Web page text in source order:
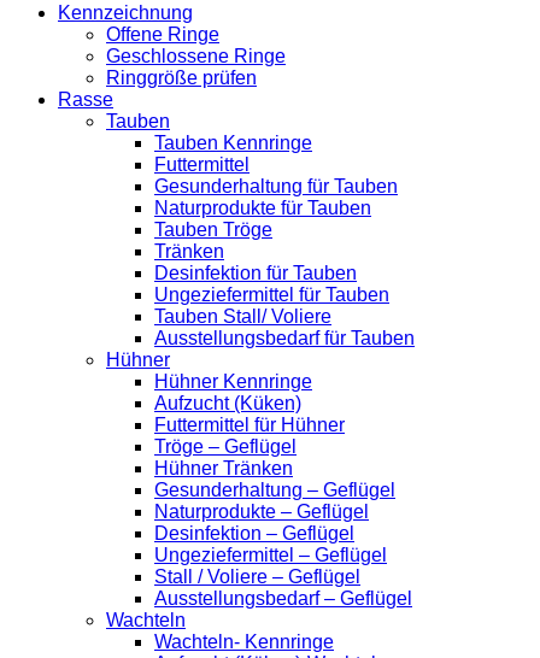
Kennzeichnung
Offene Ringe
Geschlossene Ringe
Ringgröße prüfen
Rasse
Tauben
Tauben Kennringe
Futtermittel
Gesunderhaltung für Tauben
Naturprodukte für Tauben
Tauben Tröge
Tränken
Desinfektion für Tauben
Ungeziefermittel für Tauben
Tauben Stall/ Voliere
Ausstellungsbedarf für Tauben
Hühner
Hühner Kennringe
Aufzucht (Küken)
Futtermittel für Hühner
Tröge – Geflügel
Hühner Tränken
Gesunderhaltung – Geflügel
Naturprodukte – Geflügel
Desinfektion – Geflügel
Ungeziefermittel – Geflügel
Stall / Voliere – Geflügel
Ausstellungsbedarf – Geflügel
Wachteln
Wachteln- Kennringe